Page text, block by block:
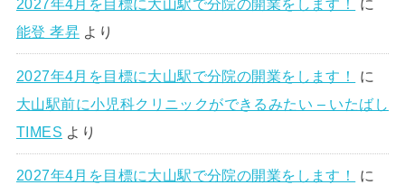
2027年4月を目標に大山駅で分院の開業をします！
に
能登 孝昇より
2027年4月を目標に大山駅で分院の開業をします！
に
大山駅前に小児科クリニックができるみたい – いたばし
TIMES より
2027年4月を目標に大山駅で分院の開業をします！
に